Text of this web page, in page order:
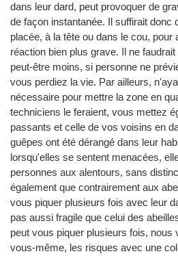
dans leur dard, peut provoquer de
de façon instantanée. Il suffirait donc
placée, à la tête ou dans le cou,
réaction bien plus grave. Il ne
peut-être moins, si personne ne
vous perdiez la vie. Par ailleurs,
nécessaire pour mettre la zone en
techniciens le feraient, vous mettez
passants et celle de vos voisins en
guêpes ont été dérangé dans leur
lorsqu'elles se sentent menacées,
personnes aux alentours, sans
également que contrairement aux
vous piquer plusieurs fois avec leur
pas aussi fragile que celui des
peut vous piquer plusieurs fois,
vous-même, les risques avec une